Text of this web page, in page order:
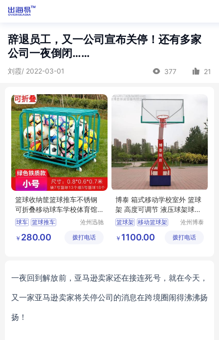
辞退员工，又一公司宣布关停！还有多家
公司一夜倒闭……
刘霞/ 2022-03-01 377 21
篮球收纳筐篮球推车不锈钢
可折叠移动球车学校体育馆
足球排球
球车 篮球推车
折叠式篮球推车
沧州迅驰
有限公司
￥ 280.00 拨打电话
博泰 箱式移动学校室外 篮球
架 高度可调节 液压球架球框
供应厂家
篮球架 移动篮球架
篮球架高度 液压球框
沧州博泰
有限公司
￥ 1100.00 拨打电话
一夜回到解放前，亚马逊卖家还在接连死号，就在今天，
又一家亚马逊卖家将关停公司的消息在跨境圈闹得沸沸扬
扬！